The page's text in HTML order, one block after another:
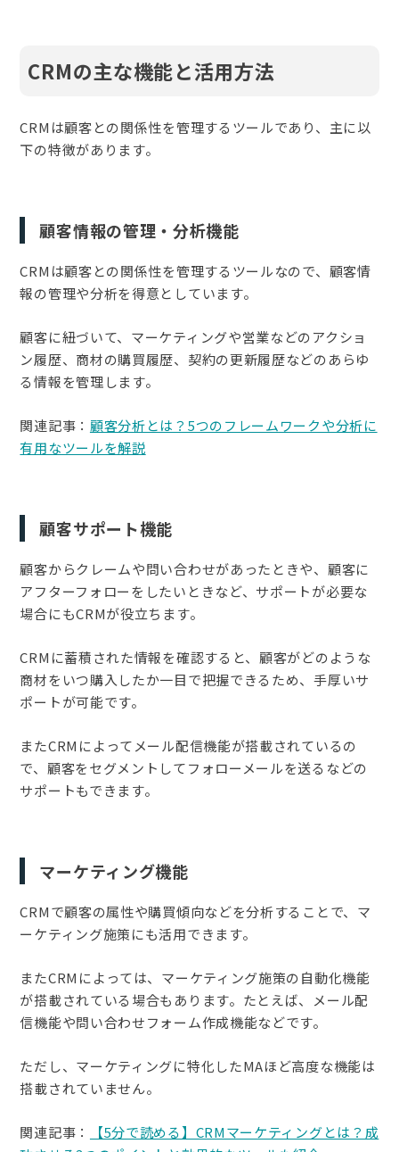
CRMの主な機能と活用方法
CRMは顧客との関係性を管理するツールであり、主に以
下の特徴があります。
顧客情報の管理・分析機能
CRMは顧客との関係性を管理するツールなので、顧客情
報の管理や分析を得意としています。
顧客に紐づいて、マーケティングや営業などのアクショ
ン履歴、商材の購買履歴、契約の更新履歴などのあらゆ
る情報を管理します。
関連記事： 顧客分析とは？5つのフレームワークや分析に
有用なツールを解説
顧客サポート機能
顧客からクレームや問い合わせがあったときや、顧客に
アフターフォローをしたいときなど、サポートが必要な
場合にもCRMが役立ちます。
CRMに蓄積された情報を確認すると、顧客がどのような
商材をいつ購入したか一目で把握できるため、手厚いサ
ポートが可能です。
またCRMによってメール配信機能が搭載されているの
で、顧客をセグメントしてフォローメールを送るなどの
サポートもできます。
マーケティング機能
CRMで顧客の属性や購買傾向などを分析することで、マ
ーケティング施策にも活用できます。
またCRMによっては、マーケティング施策の自動化機能
が搭載されている場合もあります。たとえば、メール配
信機能や問い合わせフォーム作成機能などです。
ただし、マーケティングに特化したMAほど高度な機能は
搭載されていません。
関連記事：
【5分で読める】CRMマーケティングとは？成